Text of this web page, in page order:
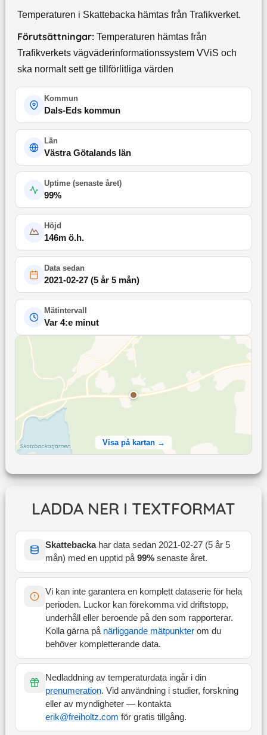
Temperaturen i Skattebacka hämtas från Trafikverket.
Förutsättningar: Temperaturen hämtas från
Trafikverkets vägväderinformationssystem VViS och
ska normalt sett ge tillförlitliga värden
Kommun
Dals-Eds kommun
Län
Västra Götalands län
Uptime (senaste året)
99%
Höjd
146m ö.h.
Data sedan
2021-02-27(5 år 5 mån)
Mätintervall
Var 4:e minut
Visa på kartan →
LADDA NER I TEXTFORMAT
Skattebackahar data sedan 2021-02-27(5 år 5
mån) med en upptid på99% senaste året.
Vi kan inte garantera en komplett dataserie för hela
perioden. Luckor kan förekomma vid driftstopp,
underhåll eller beroende på den som rapporterar.
Kolla gärna på närliggande mätpunkterom du
behöver kompletterande data.
Nedladdning av temperaturdata ingår i din
prenumeration. Vid användning i studier, forskning
eller av myndigheter — kontakta
erik@freiholtz.com för gratis tillgång.